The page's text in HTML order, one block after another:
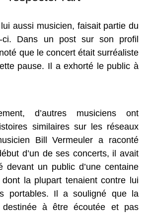
aussi musicien, faisait partie du
ci. Dans un post sur son profil
que le concert était surréaliste
pause. Il a exhorté le public à
d’autres musiciens ont
similaires sur les réseaux
Bill Vermeuler a raconté
d’un de ses concerts, il avait
devant un public d’une centaine
la plupart tenaient contre lui
portables. Il a souligné que la
destinée à être écoutée et pas